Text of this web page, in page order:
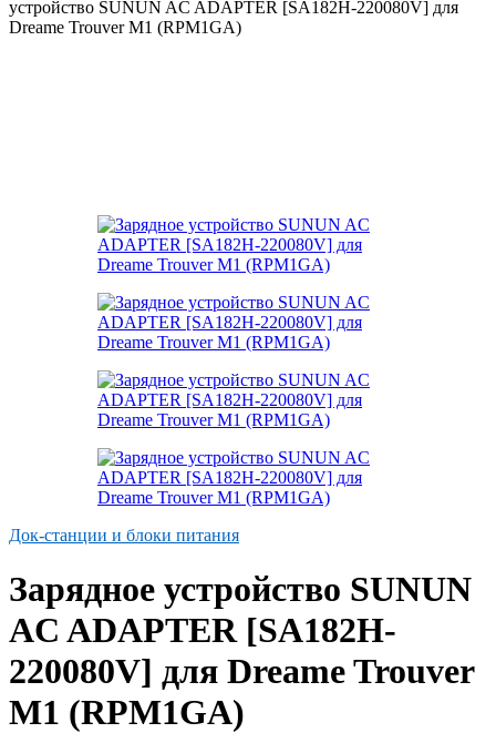
устройство SUNUN AC ADAPTER [SA182H-220080V] для
Dreame Trouver M1 (RPM1GA)
Док-станции и блоки питания
Зарядное устройство SUNUN
AC ADAPTER [SA182H-
220080V] для Dreame Trouver
M1 (RPM1GA)